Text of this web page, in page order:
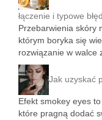
łączenie i typowe
Przebarwienia skóry
którym boryka się
rozwiązanie w walce
Jak uzyskać
Efekt smokey eyes
które pragną dodać